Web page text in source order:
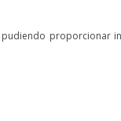
proporcionar